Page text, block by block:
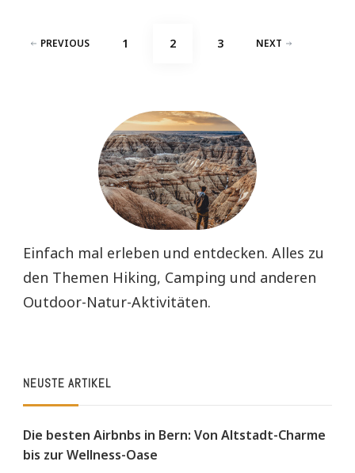
Seitennummerierung
PREVIOUS PAGE
1 PAGE
2 PAGE
3 NEXT
Einfach mal erleben und entdecken. Alles zu
den Themen Hiking, Camping und anderen
Outdoor-Natur-Aktivitäten.
NEUSTE ARTIKEL
Die besten Airbnbs in Bern: Von Altstadt-Charme
bis zur Wellness-Oase